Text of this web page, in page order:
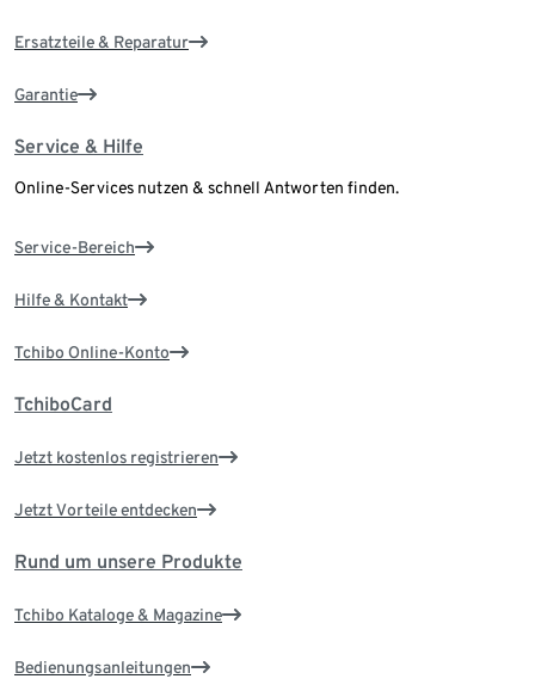
Ersatzteile & Reparatur
Garantie
Service & Hilfe
Online-Services nutzen & schnell Antworten finden.
Service-Bereich
Hilfe & Kontakt
Tchibo Online-Konto
TchiboCard
Jetzt kostenlos registrieren
Jetzt Vorteile entdecken
Rund um unsere Produkte
Tchibo Kataloge & Magazine
Bedienungsanleitungen